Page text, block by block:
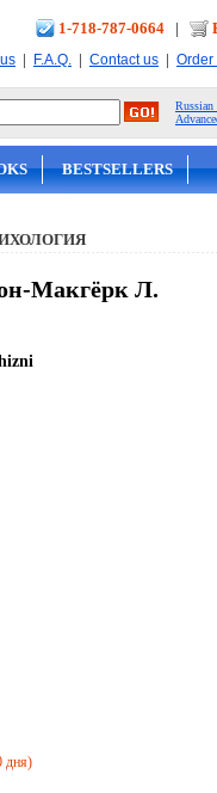
1-718-787-0664 |
| F.A.Q. | Contact us | Order
Russian
BESTSELLERS
Макгёрк Л.
дня)